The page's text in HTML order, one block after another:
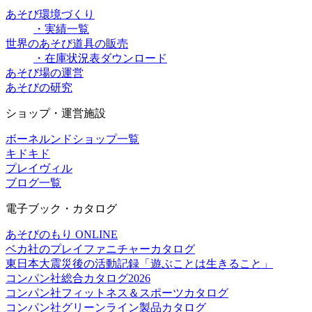
あそび環境づくり
・実績一覧
世界のあそび道具の販売
・在庫状況表ダウンロード
あそび場の運営
あそびの研究
ショップ・運営施設
ボーネルンドショップ一覧
キドキド
プレイヴィル
ブログ一覧
電子ブック・カタログ
あそびのもり ONLINE
ベカ社のプレイファニチャーカタログ
東日本大震災後の活動記録「遊ぶことは生きること」
コンパン社総合カタログ2026
コンパン社フィットネス＆スポーツカタログ
コンパン社グリーンライン製品カタログ